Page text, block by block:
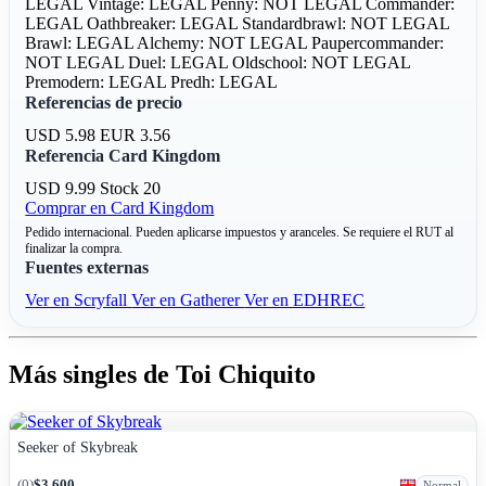
LEGAL Vintage: LEGALPenny: NOT LEGALCommander:
LEGALOathbreaker: LEGAL Standardbrawl: NOT LEGAL
Brawl: LEGALAlchemy: NOT LEGALPaupercommander:
NOT LEGALDuel: LEGALOldschool: NOT LEGAL
Premodern: LEGALPredh: LEGAL
Referencias de precio
USD 5.98EUR 3.56
Referencia Card Kingdom
USD 9.99 Stock 20
Comprar en Card Kingdom
Pedido internacional. Pueden aplicarse impuestos y aranceles. Se requiere el RUT al
finalizar la compra.
Fuentes externas
Ver en ScryfallVer en GathererVer en EDHREC
Más singles de Toi Chiquito
Seeker of Skybreak